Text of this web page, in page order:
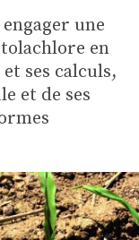
une
en
ses calculs,
et de ses